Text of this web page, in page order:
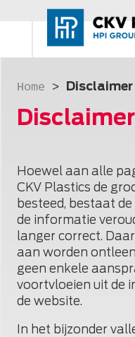
Home > Disclaimer
Disclaimer
Hoewel aan alle
CKV Plastics de
besteed, bestaat
de informatie
langer correct.
aan worden
geen enkele
voortvloeien uit de
de website.
In het bijzonder